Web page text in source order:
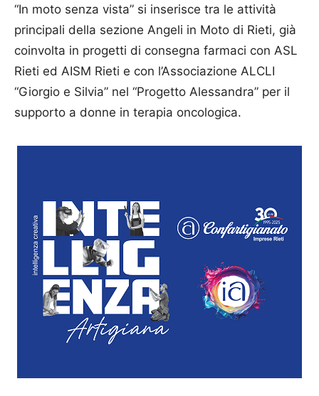
“In moto senza vista” si inserisce tra le attività
principali della sezione Angeli in Moto di Rieti, già
coinvolta in progetti di consegna farmaci con ASL
Rieti ed AISM Rieti e con l’Associazione ALCLI
“Giorgio e Silvia” nel “Progetto Alessandra” per il
supporto a donne in terapia oncologica.